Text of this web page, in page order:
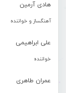
هادی آرمین
آهنگساز و خواننده
علی ابراهیمی
خواننده
عمران طاهری